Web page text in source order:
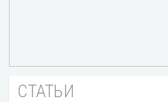
СТАТЬИ